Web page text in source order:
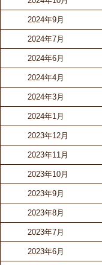
2024年9月
2024年7月
2024年6月
2024年4月
2024年3月
2024年1月
2023年12月
2023年11月
2023年10月
2023年9月
2023年8月
2023年7月
2023年6月